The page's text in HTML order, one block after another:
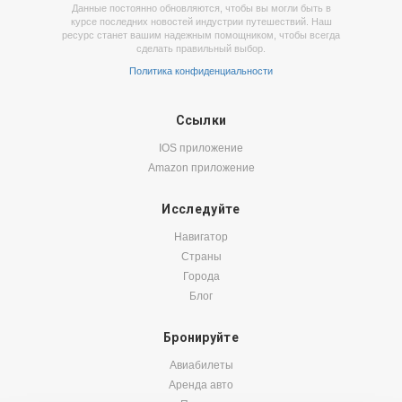
Данные постоянно обновляются, чтобы вы могли быть в
курсе последних новостей индустрии путешествий. Наш
ресурс станет вашим надежным помощником, чтобы всегда
сделать правильный выбор.
Политика конфиденциальности
Ссылки
IOS приложение
Amazon приложение
Исследуйте
Навигатор
Страны
Города
Блог
Бронируйте
Авиабилеты
Аренда авто